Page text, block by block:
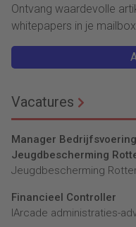
Ontvang waardevolle
whitepapers in je
Vacatures
Manager
Jeugdbescherming
Jeugdbescherming
Financieel Controller
lArcade administraties-